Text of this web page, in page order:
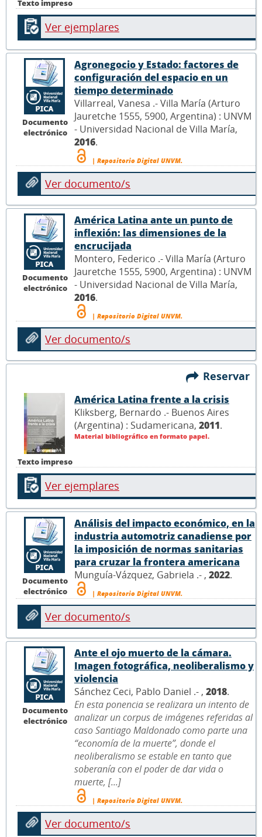
Texto impreso
Ver ejemplares
Documento
electrónico
Agronegocio y Estado: factores de
configuración del espacio en un
tiempo determinado
Villarreal, Vanesa .- Villa María (Arturo
Jauretche 1555, 5900, Argentina) : UNVM
- Universidad Nacional de Villa María,
2016.
| Repositorio Digital UNVM.
Ver documento/s
Documento
electrónico
América Latina ante un punto de
inflexión: las dimensiones de la
encrucijada
Montero, Federico .- Villa María (Arturo
Jauretche 1555, 5900, Argentina) : UNVM
- Universidad Nacional de Villa María,
2016.
| Repositorio Digital UNVM.
Ver documento/s
Reservar
Texto impreso
América Latina frente a la crisis
Kliksberg, Bernardo .- Buenos Aires
(Argentina) : Sudamericana, 2011.
Material bibliográfico en formato papel.
Ver ejemplares
Documento
electrónico
Análisis del impacto económico, en la
industria automotriz canadiense por
la imposición de normas sanitarias
para cruzar la frontera americana
Munguía-Vázquez, Gabriela .- , 2022.
| Repositorio Digital UNVM.
Ver documento/s
Documento
electrónico
Ante el ojo muerto de la cámara.
Imagen fotográfica, neoliberalismo y
violencia
Sánchez Ceci, Pablo Daniel .- , 2018.
En esta ponencia se realizara un intento de
analizar un corpus de imágenes referidas al
caso Santiago Maldonado como parte una
“economía de la muerte”, donde el
neoliberalismo se estable en tanto que
soberanía con el poder de dar vida o
muerte, [...]
| Repositorio Digital UNVM.
Ver documento/s